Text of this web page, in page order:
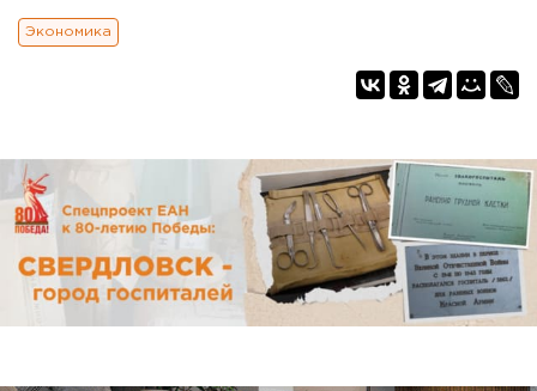
Экономика